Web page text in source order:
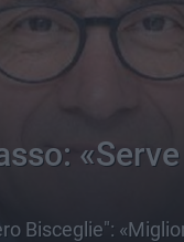
Bisceglie":